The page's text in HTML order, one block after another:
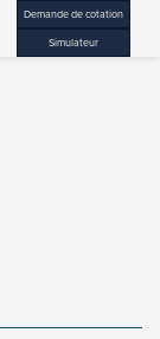
Demande de cotation
Simulateur